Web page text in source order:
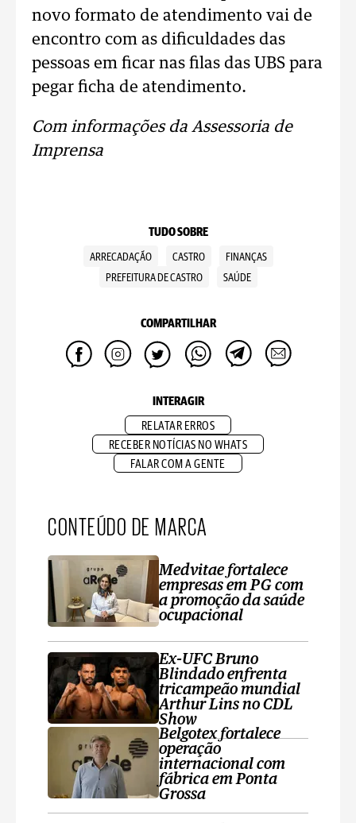
novo formato de atendimento vai de
encontro com as dificuldades das
pessoas em ficar nas filas das UBS para
pegar ficha de atendimento.
Com informações da Assessoria de
Imprensa
TUDO SOBRE
ARRECADAÇÃO CASTRO
FINANÇAS
PREFEITURA DE CASTRO
SAÚDE
COMPARTILHAR
INTERAGIR
RELATAR ERROS
RECEBER NOTÍCIAS NO WHATS
FALAR COM A GENTE
CONTEÚDO DE MARCA
Medvitae fortalece
empresas em PG com
a promoção da saúde
ocupacional
Ex-UFC Bruno
Blindado enfrenta
tricampeão mundial
Arthur Lins no CDL
Show
Belgotex fortalece
operação
internacional com
fábrica em Ponta
Grossa